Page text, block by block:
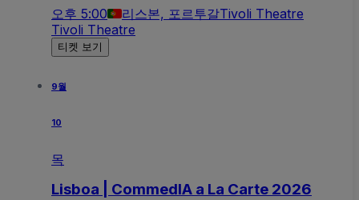
오후 5:00 리스본, 포르투갈Tivoli Theatre
Tivoli Theatre
티켓 보기
9월
10
목
Lisboa | CommedIA a La Carte 2026